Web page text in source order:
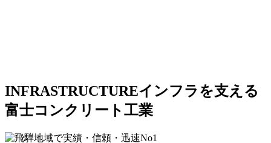
INFRASTRUCTUREインフラを支える
富士コンクリート工業